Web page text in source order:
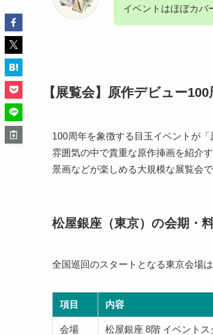
イベントはほぼカバ
【展覧会】原作デビュー
100周年を象徴する目玉イベントが
雰囲気の中で貴重な原作挿画を紹介
景画などが楽しめる大規模な展覧会
松屋銀座（東京）の会期・
全国巡回のスタートとなる東京会場
項目 内容
会場 松屋銀座 8階 イベントス